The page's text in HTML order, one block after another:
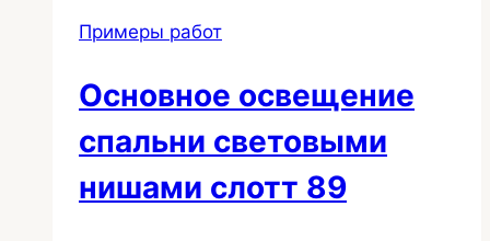
130
Примеры работ
Основное освещение
спальни световыми
нишами слотт 89